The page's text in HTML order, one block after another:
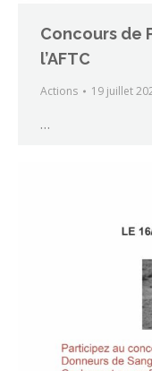
Concours de
l’AFTC
Actions 19 juillet
…